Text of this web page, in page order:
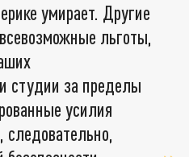
умирает. Другие
льготы,
студии за пределы
усилия
следовательно,